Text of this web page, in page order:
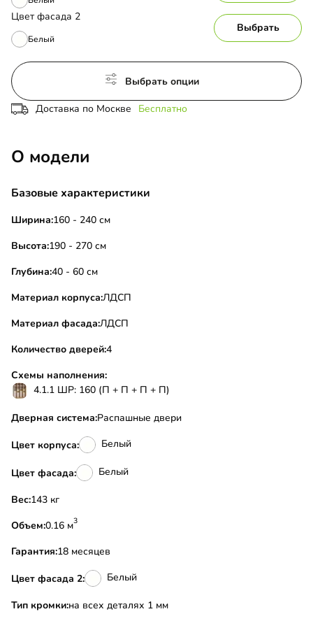
Цвет фасада 2
Белый
Выбрать
Выбрать опции
Доставка по Москве Бесплатно
О модели
Базовые характеристики
Ширина:160 - 240 см
Высота:190 - 270 см
Глубина:40 - 60 см
Материал корпуса:ЛДСП
Материал фасада:ЛДСП
Количество дверей:4
Схемы наполнения:
4.1.1 ШР: 160 (П + П + П + П)
Дверная система:Распашные двери
Цвет корпуса: Белый
Цвет фасада: Белый
Вес:
143 кг
Объем:
0.16 м3
Гарантия:18 месяцев
Цвет фасада 2: Белый
Тип кромки:на всех деталях 1 мм